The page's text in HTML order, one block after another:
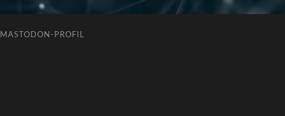
MASTODON-PROFIL